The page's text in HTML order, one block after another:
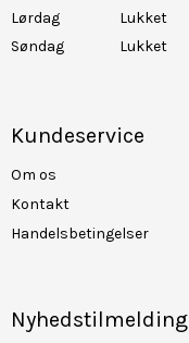
Lørdag
Lukket
Søndag
Lukket
Kundeservice
Om os
Kontakt
Handelsbetingelser
Nyhedstilmelding